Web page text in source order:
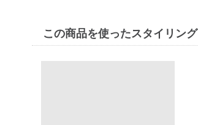
この商品を使ったスタイリング